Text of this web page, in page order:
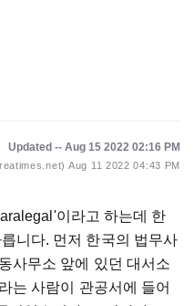
Updated -- Aug 15 2022 02:16 PM
Aug 11 2022 04:43 PM
이라고 하는데 한
니다. 먼저 한국의 법무사
사무소 앞에 있던 대서소
는 사람이 관공서에 들어